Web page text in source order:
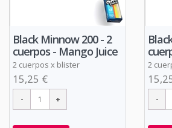
Black Minnow 200 - 2
cuerpos - Mango Juice
2 cuerpos x blister
15,25 €
2